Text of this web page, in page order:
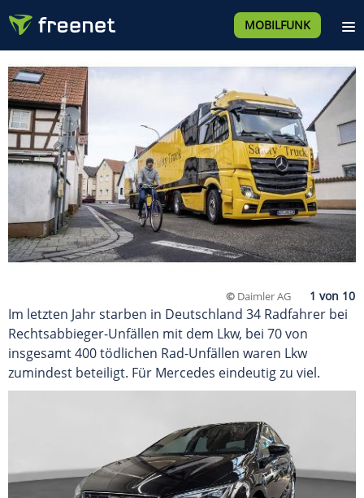
MOBILFUNK
© Daimler AG
Im letzten Jahr starben in Deutschland 34 Radfahrer bei
Rechtsabbieger-Unfällen mit dem Lkw, bei 70 von
insgesamt 400 tödlichen Rad-Unfällen waren Lkw
zumindest beteiligt. Für Mercedes eindeutig zu viel.